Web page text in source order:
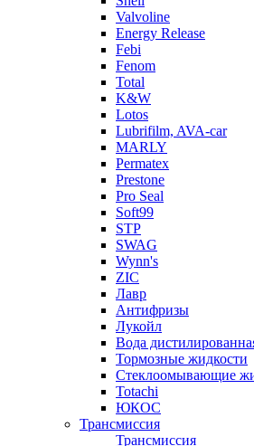
Valvoline
Energy Release
Febi
Fenom
Total
K&W
Lotos
Lubrifilm, AVA-car
MARLY
Permatex
Prestone
Pro Seal
Soft99
STP
SWAG
Wynn's
ZIC
Лавр
Антифризы
Лукойл
Вода
Тормозные жидкости
Стеклоомывающие
Totachi
ЮКОС
Трансмиссия
Трансмиссия